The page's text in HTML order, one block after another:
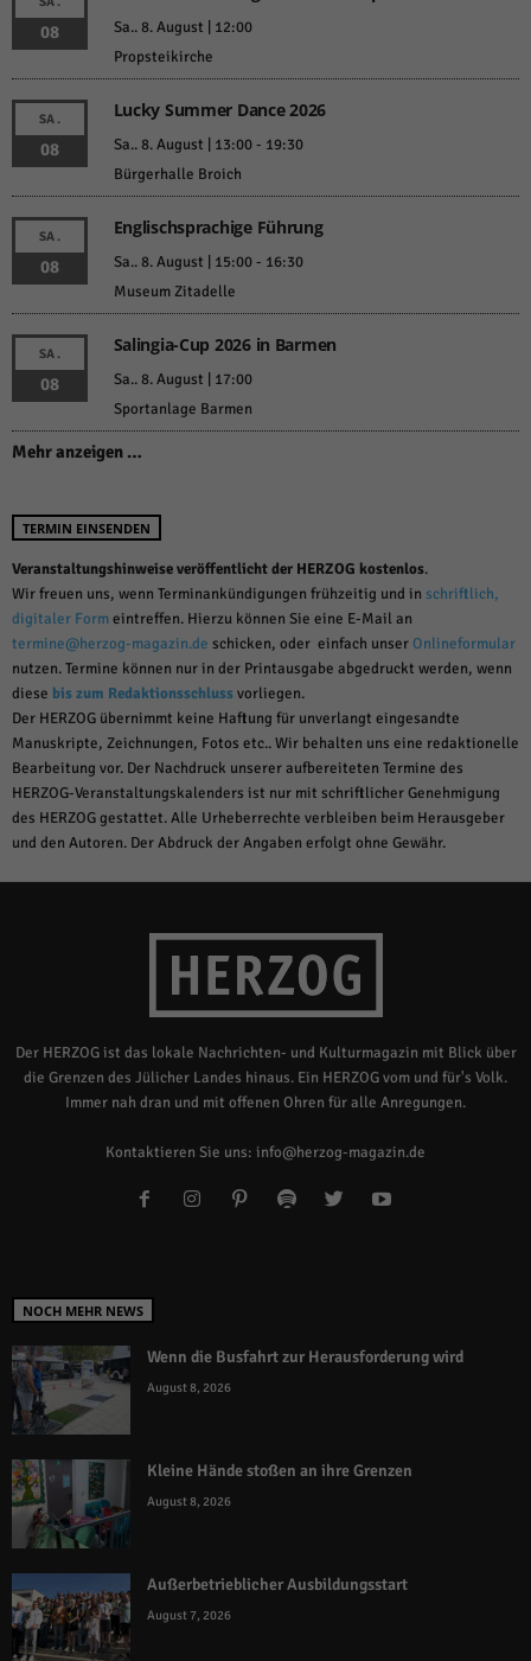
08
Sa.. 8. August | 12:00
Propsteikirche
SA.
08
Lucky Summer Dance 2026
Sa.. 8. August | 13:00- 19:30
Bürgerhalle Broich
SA.
08
Englischsprachige Führung
Sa.. 8. August | 15:00- 16:30
Museum Zitadelle
SA.
08
Salingia-Cup 2026 in Barmen
Sa.. 8. August | 17:00
Sportanlage Barmen
Mehr anzeigen …
TERMIN EINSENDEN
Veranstaltungshinweise veröffentlicht der HERZOG kostenlos.
Wir freuen uns, wenn Terminankündigungen frühzeitig und in schriftlich,
digitaler Formeintreffen. Hierzu können Sie eine E-Mail an
termine@herzog-magazin.de schicken, oder einfach unserOnlineformular
nutzen. Termine können nur in der Printausgabe abgedruckt werden, wenn
diese bis zum Redaktionsschlussvorliegen.
Der HERZOG übernimmt keine Haftung für unverlangt eingesandte
Manuskripte, Zeichnungen, Fotos etc.. Wir behalten uns eine redaktionelle
Bearbeitung vor. Der Nachdruck unserer aufbereiteten Termine des
HERZOG-Veranstaltungskalenders ist nur mit schriftlicher Genehmigung
des HERZOG gestattet. Alle Urheberrechte verbleiben beim Herausgeber
und den Autoren. Der Abdruck der Angaben erfolgt ohne Gewähr.
Der HERZOG ist das lokale Nachrichten- und Kulturmagazin mit Blick über
die Grenzen des Jülicher Landes hinaus. Ein HERZOG vom und für's Volk.
Immer nah dran und mit offenen Ohren für alle Anregungen.
Kontaktieren Sie uns: info@herzog-magazin.de
NOCH MEHR NEWS
Wenn die Busfahrt zur Herausforderung wird
August 8, 2026
Kleine Hände stoßen an ihre Grenzen
August 8, 2026
Außerbetrieblicher Ausbildungsstart
August 7, 2026